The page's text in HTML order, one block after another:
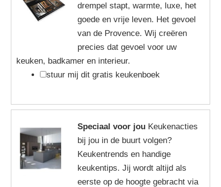
drempel stapt, warmte, luxe, het
goede en vrije leven. Het gevoel
van de Provence. Wij creëren
precies dat gevoel voor uw
keuken, badkamer en interieur.
stuur mij dit gratis keukenboek
Speciaal voor jou Keukenacties
bij jou in de buurt volgen?
Keukentrends en handige
keukentips. Jij wordt altijd als
eerste op de hoogte gebracht via